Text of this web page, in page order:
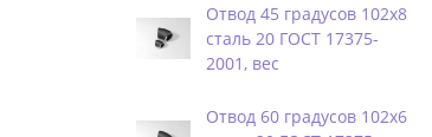
Отвод 45 градусов 102х8
сталь 20 ГОСТ 17375-
2001, вес
Отвод 60 градусов 102х6